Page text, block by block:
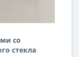
со
стекла